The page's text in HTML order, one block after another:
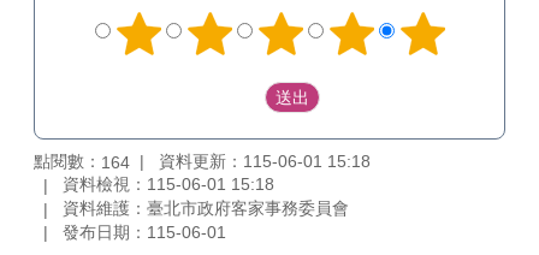
點閱數： 164
資料更新：115-06-01 15:18
資料檢視：115-06-01 15:18
資料維護：臺北市政府客家事務委員會
發布日期：115-06-01